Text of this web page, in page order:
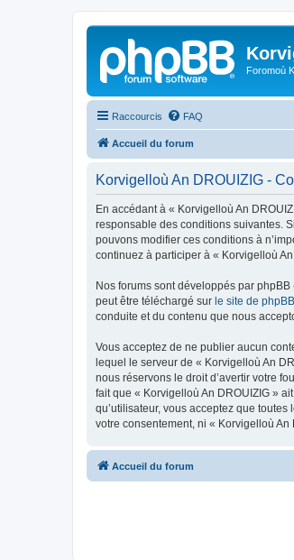
Foromoù
Raccourcis FAQ
Accueil du forum
Korvigelloù An DROUIZIG -
En accédant à « Korvigelloù An
responsable des conditions suivantes.
pouvons modifier ces conditions à
continuez à participer à « Korvigelloù
Nos forums sont développés par
peut être téléchargé sur le site de phpBB
conduite et du contenu que nous
Vous acceptez de ne publier aucun
lequel le serveur de « Korvigelloù An
nous réservons le droit d’avertir votre
fait que « Korvigelloù An DROUIZIG »
qu’utilisateur, vous acceptez que
votre consentement, ni « Korvigelloù
Accueil du forum